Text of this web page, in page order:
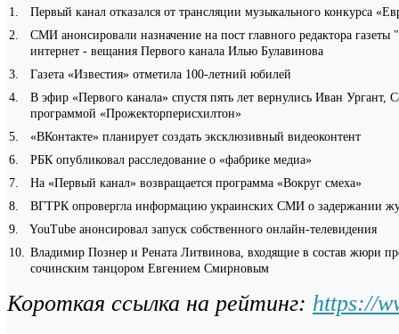
1
Первый канал отказался от трансляции музыкального конкурса
2
СМИ анонсировали назначение на пост главного редактора
интернет - вещания Первого канала Илью Булавинова
3
Газета «Известия» отметила 100-летний юбилей
4
В эфир «Первого канала» спустя пять лет вернулись Иван
программой «Прожекторперисхилтон»
5
«ВКонтакте» планирует создать эксклюзивный видеоконтент
6
РБК опубликовал расследование о «фабрике медиа»
7
На «Первый канал» возвращается программа «Вокруг смеха»
8
ВГТРК опровергла информацию украинских СМИ о задержании
9
YouTube анонсировал запуск собственного онлайн-телевидения
10
Владимир Познер и Рената Литвинова, входящие в состав жюри
сочинским танцором Евгением Смирновым
Короткая ссылка на рейтинг: https://